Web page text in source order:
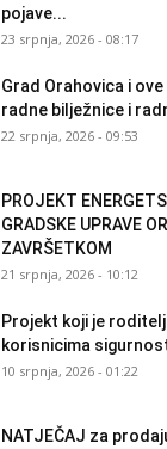
pojave...
23 srpnja, 2026 - 08:17
Grad Orahovica i
radne bilježnice i
22 srpnja, 2026 - 09:53
PROJEKT
GRADSKE UPRAVE
ZAVRŠETKOM
21 srpnja, 2026 - 10:12
Projekt koji je
korisnicima
10 srpnja, 2026 - 01:22
NATJEČAJ za